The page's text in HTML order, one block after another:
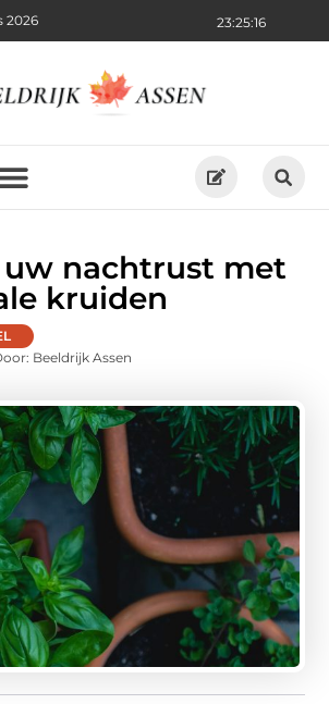
23:25:17
2026
uw nachtrust met
kruiden
Beeldrijk Assen